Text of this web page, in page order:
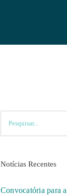
Notícias Recentes
Convocatória para